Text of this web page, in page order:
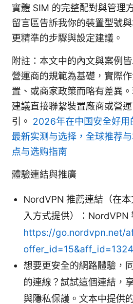
實體 SIM 的完整配對與管理
留言區告訴我你的裝置型號
更精準的步驟與設定建議。
附註：本文中的內文與案例
營運商的規範為基礎，實際
置、或商家政策而略有差異
建議直接聯繫裝置廠商或營
引。 2026年在中国安全好用
最新实测与选择，全球推荐
点与选购指南
體驗連結與推廣
NordVPN 推薦連結（在
入方式提供）：
https://go.nordvpn.net/
想要更安全的網路體驗，
的連線？試試這個連結，
與隱私保護。文本中提供